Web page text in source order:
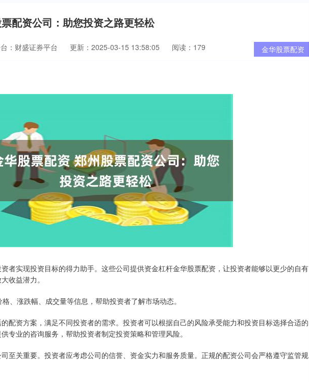
配资公司：助您投资之路更轻松
金华股票配资
：财盛证券平台 更新：2025-03-15 13:58:05 阅读：179
者实现投资目标的得力助手。这些公司提供资金杠杆金华股票配资，让投资者能够以更少的自有
收益潜力。
、涨跌幅、成交量等信息，帮助投资者了解市场动态。
配资方案，满足不同投资者的需求。投资者可以根据自己的风险承受能力和投资目标选择合适的
专业的咨询服务，帮助投资者制定投资策略和管理风险。
至关重要。投资者应考虑公司的信誉、资金实力和服务质量。正规的配资公司会严格遵守监管规